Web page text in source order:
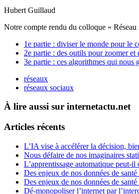
Hubert Guillaud
Notre compte rendu du colloque «
1e partie : diviser le monde pour le
2e partie : des outils pour zoomer et
3e partie : ces algorithmes qui nous
réseaux
réseaux sociaux
À lire aussi sur internetactu.net
Articles récents
L’IA vise à accélérer la décision,
Nous défaire de nos imaginaires
L’apprentissage automatique peut-
Des enjeux de nos données de
Des enjeux de nos données de
Dé-monopoliser l’internet par